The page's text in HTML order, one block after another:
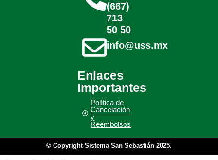
(667)
713
50 50
info@uss.mx
Enlaces
Importantes
Política de
Cancelación
y
Reembolsos
© Copyright Sistema San Sebastián 2025.